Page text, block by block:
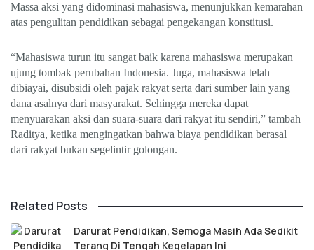
Massa aksi yang didominasi mahasiswa, menunjukkan kemarahan
atas pengulitan pendidikan sebagai pengekangan konstitusi.
“Mahasiswa turun itu sangat baik karena mahasiswa merupakan
ujung tombak perubahan Indonesia. Juga, mahasiswa telah
dibiayai, disubsidi oleh pajak rakyat serta dari sumber lain yang
dana asalnya dari masyarakat. Sehingga mereka dapat
menyuarakan aksi dan suara-suara dari rakyat itu sendiri,” tambah
Raditya, ketika mengingatkan bahwa biaya pendidikan berasal
dari rakyat bukan segelintir golongan.
Related Posts
Darurat Pendidikan, Semoga Masih Ada Sedikit
Terang Di Tengah Kegelapan Ini